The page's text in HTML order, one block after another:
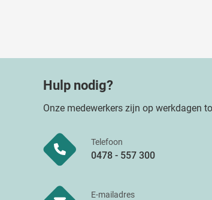
Hulp nodig?
Onze medewerkers zijn op werkdagen
Telefoon
0478 - 557 300
E-mailadres